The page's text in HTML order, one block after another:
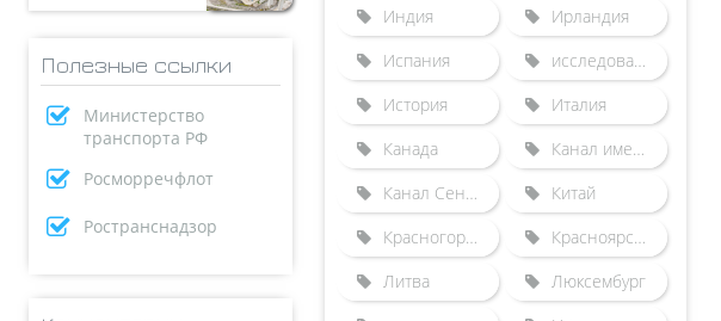
Полезные ссылки
Министерство
транспорта РФ
Росморречфлот
Ространснадзор
Индия
Ирландия
Испания
исследования
История
Италия
Канада
Канал имени Москвы
Канал Сена-Северная Европа
Китай
Красногорский гидроузел
Красноярский судоподъемник
Литва
Люксембург